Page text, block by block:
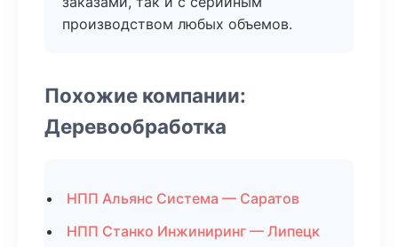
производством любых объемов.
Похожие компании:
Деревообработка
НПП Альянс Система — Саратов
НПП Станко Инжиниринг — Липецк